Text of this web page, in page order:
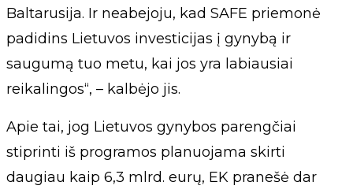
Baltarusija. Ir neabejoju, kad SAFE priemonė
padidins Lietuvos investicijas į gynybą ir
saugumą tuo metu, kai jos yra labiausiai
reikalingos“, – kalbėjo jis.
Apie tai, jog Lietuvos gynybos parengčiai
stiprinti iš programos planuojama skirti
daugiau kaip 6,3 mlrd. eurų, EK pranešė dar